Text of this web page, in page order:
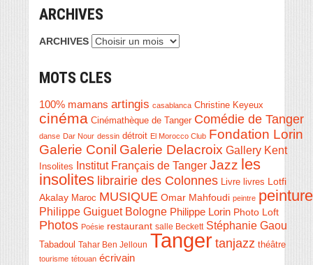
ARCHIVES
ARCHIVES
MOTS CLES
100% mamans artingis casablanca Christine Keyeux
cinéma Cinémathèque de Tanger Comédie de Tanger
danse Dar Nour dessin détroit El Morocco Club Fondation Lorin
Galerie Conil Galerie Delacroix Gallery Kent
Insolites Institut Français de Tanger Jazz les
insolites librairie des Colonnes Livre livres Lotfi
Akalay Maroc MUSIQUE Omar Mahfoudi peintre peinture
Philippe Guiguet Bologne Philippe Lorin Photo Loft
Photos Poésie restaurant salle Beckett Stéphanie Gaou
Tabadoul Tahar Ben Jelloun Tanger tanjazz théâtre
tourisme tétouan écrivain